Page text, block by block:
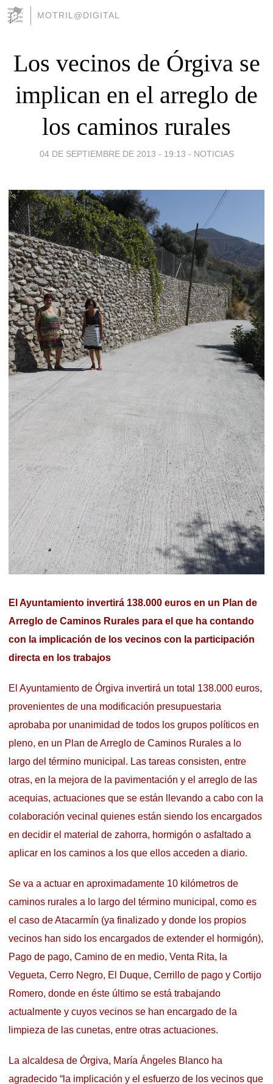
MOTRIL@DIGITAL
Los vecinos de Órgiva se
implican en el arreglo de
los caminos rurales
04 DE SEPTIEMBRE DE 2013 - 19:13 - NOTICIAS
El Ayuntamiento invertirá 138.000 euros en un Plan de
Arreglo de Caminos Rurales para el que ha contando
con la implicación de los vecinos con la participación
directa en los trabajos
El Ayuntamiento de Órgiva invertirá un total 138.000 euros,
provenientes de una modificación presupuestaria
aprobaba por unanimidad de todos los grupos políticos en
pleno, en un Plan de Arreglo de Caminos Rurales a lo
largo del término municipal. Las tareas consisten, entre
otras, en la mejora de la pavimentación y el arreglo de las
acequias, actuaciones que se están llevando a cabo con la
colaboración vecinal quienes están siendo los encargados
en decidir el material de zahorra, hormigón o asfaltado a
aplicar en los caminos a los que ellos acceden a diario.
Se va a actuar en aproximadamente 10 kilómetros de
caminos rurales a lo largo del término municipal, como es
el caso de Atacarmín (ya finalizado y donde los propios
vecinos han sido los encargados de extender el hormigón),
Pago de pago, Camino de en medio, Venta Rita, la
Vegueta, Cerro Negro, El Duque, Cerrillo de pago y Cortijo
Romero, donde en éste último se está trabajando
actualmente y cuyos vecinos se han encargado de la
limpieza de las cunetas, entre otras actuaciones.
La alcaldesa de Órgiva, María Ángeles Blanco ha
agradecido “la implicación y el esfuerzo de los vecinos que